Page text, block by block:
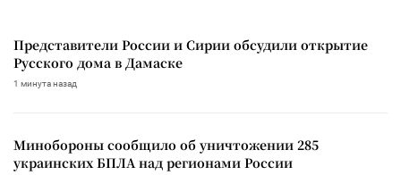
Представители России и Сирии обсудили открытие
Русского дома в Дамаске
1 минута назад
Минобороны сообщило об уничтожении 285
украинских БПЛА над регионами России